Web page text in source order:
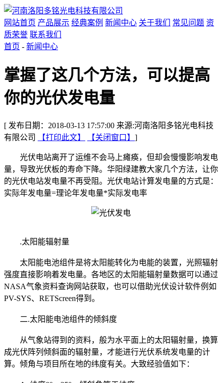
网站首页 产品展示 经典案例 新闻中心 关于我们 常见问题 资
质荣誉 联系我们
首页 - 新闻中心
掌握了这几个方法，可以提高
你的光伏发电量
[ 发布日期：2018-03-13 17:57:00 来源:河南洛阳多铭光电科技
有限公司
【打印此文】 【关闭窗口】 ]
光伏电站离开了运维不会马上瘫痪，但却会慢慢影响发电
量，导致光伏板的寿命下降。华阳绿建教大家几个方法，让你
的光伏电站发电量不再受阻。光伏电站计算发电量的方式是：
实际年发电量=理论年发电量*实际发电率
.太阳能辐射量
太阳能电池组件是将太阳能转化为电能的装置，光照辐射
强度直接影响着发电量。各地区的太阳能辐射量数据可以通过
NASA气象资料查询网站获取，也可以借助光伏设计软件例如
PV-SYS、RETScreen得到。
二.太阳能电池组件的倾斜度
从气象站得到的资料，般为水平面上的太阳辐射量，换算
成光伏阵列倾斜面的辐射量，才能进行光伏系统发电量的计
算。倾角与项目所在地的纬度有关。大致经验值如下：